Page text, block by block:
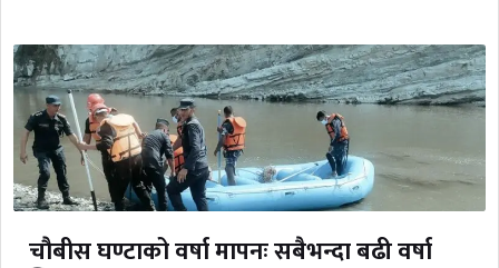
चौबीस घण्टाको वर्षा मापनः सबैभन्दा बढी वर्षा